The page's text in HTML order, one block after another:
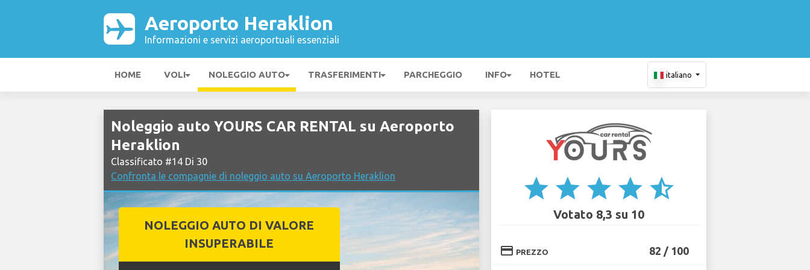
Aeroporto Heraklion
Informazioni e servizi aeroportuali essenziali
HOME VOLI NOLEGGIO AUTO TRASFERIMENTI PARCHEGGIO INFO HOTEL italiano
Noleggio auto YOURS CAR RENTAL su Aeroporto
Heraklion
Classificato #14 Di 30
Confronta le compagnie di noleggio auto su Aeroporto Heraklion
NOLEGGIO AUTO DI VALORE
INSUPERABILE
star star star star star_half
Votato 8,3 su 10
credit_card PREZZO 82 / 100